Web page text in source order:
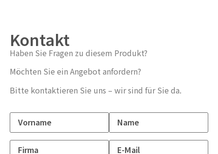
Kontakt
Haben Sie Fragen zu diesem Produkt?
Möchten Sie ein Angebot anfordern?
Bitte kontaktieren Sie uns – wir sind für Sie da.